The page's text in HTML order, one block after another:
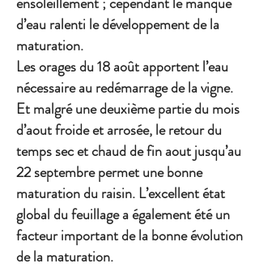
d’eau ralenti le développement de la
maturation.
Les orages du 18 août apportent l’eau
nécessaire au redémarrage de la vigne.
Et malgré une deuxième partie du mois
d’aout froide et arrosée, le retour du
temps sec et chaud de fin aout jusqu’au
22 septembre permet une bonne
maturation du raisin. L’excellent état
global du feuillage a également été un
facteur important de la bonne évolution
de la maturation.